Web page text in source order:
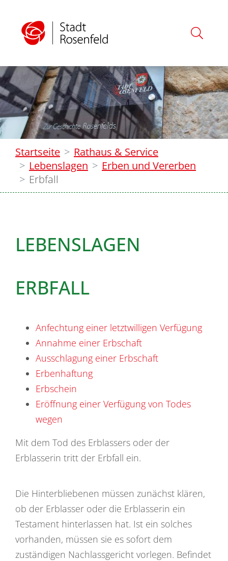
Startseite
Rathaus & Service
Lebenslagen
Erben und Vererben
Erbfall
LEBENSLAGEN
ERBFALL
Anfechtung einer letztwilligen Verfügung
Annahme einer Erbschaft
Ausschlagung einer Erbschaft
Erbenhaftung
Erbschein
Eröffnung einer Verfügung von Todes
wegen
Mit dem Tod des Erblassers oder der
Erblasserin tritt der Erbfall ein.
Die Hinterbliebenen müssen zunächst klären,
ob der Erblasser oder die Erblasserin ein
Testament hinterlassen hat. Ist ein solches
vorhanden, müssen sie es sofort dem
zuständigen Nachlassgericht vorlegen. Befindet